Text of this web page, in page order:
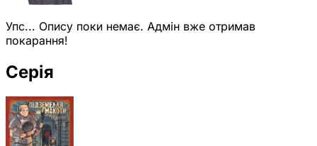
Упс... Опису поки немає. Адмін вже отримав
покарання!
Серія